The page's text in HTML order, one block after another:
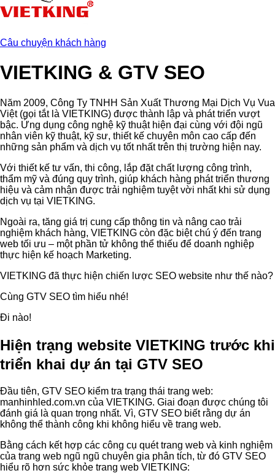
Câu chuyện khách hàng
VIETKING & GTV SEO
Năm 2009, Công Ty TNHH Sản Xuất Thương Mại Dịch Vụ Vua
Việt (gọi tắt là VIETKING) được thành lập và phát triển vượt
bậc. Ứng dụng công nghệ kỹ thuật hiện đại cùng với đội ngũ
nhân viên kỹ thuật, kỹ sư, thiết kế chuyên môn cao cấp đến
những sản phẩm và dịch vụ tốt nhất trên thị trường hiện nay.
Với thiết kế tư vấn, thi công, lắp đặt chất lượng công trình,
thẩm mỹ và đúng quy trình, giúp khách hàng phát triển thương
hiệu và cảm nhận được trải nghiệm tuyệt vời nhất khi sử dụng
dịch vụ tại VIETKING.
Ngoài ra, tăng giá trị cung cấp thông tin và nâng cao trải
nghiệm khách hàng, VIETKING còn đặc biệt chú ý đến trang
web tối ưu – một phần tử không thể thiếu để doanh nghiệp
thực hiện kế hoạch Marketing.
VIETKING đã thực hiện chiến lược SEO website như thế nào?
Cùng GTV SEO tìm hiểu nhé!
Đi nào!
Hiện trạng website VIETKING trước khi
triển khai dự án tại GTV SEO
Đầu tiên, GTV SEO kiểm tra trạng thái trang web:
manhinhled.com.vn của VIETKING. Giai đoạn được chúng tôi
đánh giá là quan trọng nhất. Vì, GTV SEO biết rằng dự án
không thể thành công khi không hiểu về trang web.
Bằng cách kết hợp các công cụ quét trang web và kinh nghiệm
của trang web ngũ ngũ chuyên gia phân tích, từ đó GTV SEO
hiểu rõ hơn sức khỏe trang web VIETKING: